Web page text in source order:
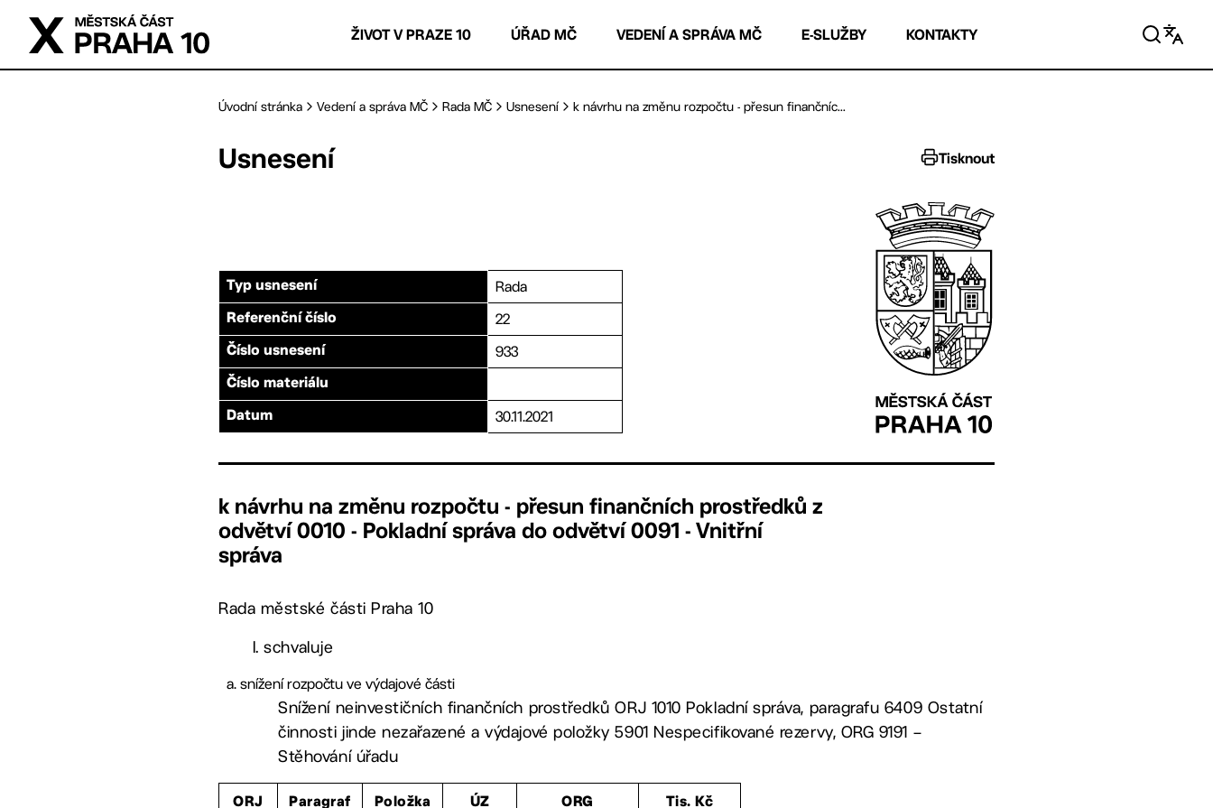
Přejít na hlavní obsah
ŽIVOT V PRAZE 10 ÚŘAD MČ VEDENÍ A SPRÁVA MČ E-SLUŽBY KONTAKTY
Úvodní stránka Vedení a správa MČ Rada MČ Usnesení k návrhu na změnu rozpočtu - přesun finančníc...
Usnesení Tisknout
Typ usnesení Rada
Referenční číslo 22
Číslo usnesení 933
Číslo materiálu
Datum 30.11.2021
k návrhu na změnu rozpočtu - přesun finančních prostředků z
odvětví 0010 - Pokladní správa do odvětví 0091 - Vnitřní
správa
Rada městské části Praha 10
I. schvaluje
snížení rozpočtu ve výdajové části
Snížení neinvestičních finančních prostředků ORJ 1010 Pokladní správa, paragrafu 6409 Ostatní
činnosti jinde nezařazené a výdajové položky 5901 Nespecifikované rezervy, ORG 9191 –
Stěhování úřadu
ORJ Paragraf Položka ÚZ ORG Tis. Kč